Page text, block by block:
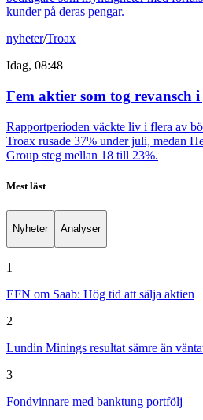
kunder på deras pengar.
nyheter/Troax
Idag, 08:48
Fem aktier som tog revansch
Rapportperioden väckte liv i flera av
Troax rusade 37% under juli, medan
Group steg mellan 18 till 23%.
Mest läst
Nyheter Analyser
1
EFN om Saab: Hög tid att sälja aktien
2
Lundin Minings resultat sämre än
3
Fondvinnare med banktung portfölj